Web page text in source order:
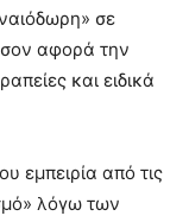
σε
αφορά την
και ειδικά
εμπειρία από τις
λόγω των